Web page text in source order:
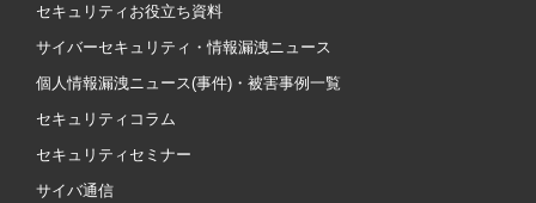
セキュリティお役立ち資料
サイバーセキュリティ・情報漏洩ニュース
個人情報漏洩ニュース(事件)・被害事例一覧
セキュリティコラム
セキュリティセミナー
サイバ通信